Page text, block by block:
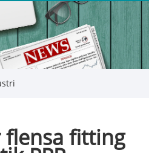
flensa fitting